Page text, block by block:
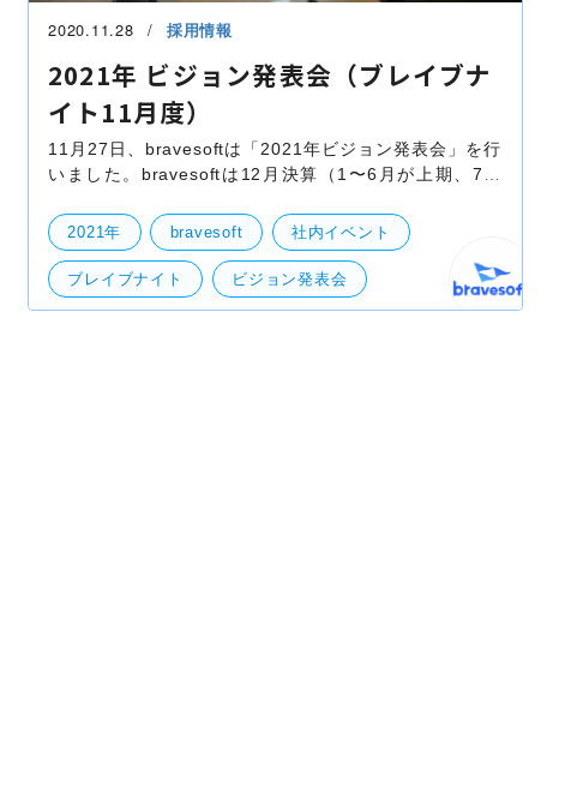
2020.11.28 採用情報
2021年 ビジョン発表会（ブレイブナ
イト11月度）
11月27日、bravesoftは「2021年ビジョン発表会」を行
いました。bravesoftは12月決算（1〜6月が上期、7〜
早々スタートダッシュを切るために、12月中には新体制
（新事
2021年 bravesoft 社内イベント
ブレイブナイト ビジョン発表会